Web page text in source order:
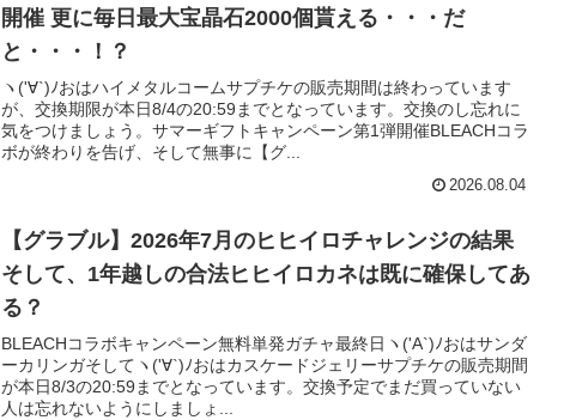
開催 更に毎日最大宝晶石2000個貰える・・・だ
と・・・！？
ヽ('∀`)ﾉおはハイメタルコームサプチケの販売期間は終わっています
が、交換期限が本日8/4の20:59までとなっています。交換のし忘れに
気をつけましょう。サマーギフトキャンペーン第1弾開催BLEACHコラ
ボが終わりを告げ、そして無事に【グ...
2026.08.04
【グラブル】2026年7月のヒヒイロチャレンジの結果
そして、1年越しの合法ヒヒイロカネは既に確保してあ
る？
BLEACHコラボキャンペーン無料単発ガチャ最終日ヽ('A`)ﾉおはサンダ
ーカリンガそしてヽ('∀`)ﾉおはカスケードジェリーサプチケの販売期間
が本日8/3の20:59までとなっています。交換予定でまだ買っていない
人は忘れないようにしましょ...